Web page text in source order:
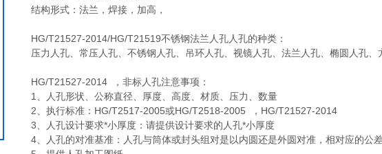
结构形式：法兰，焊接，加高，
HG/T21527-2014/HG/T21519不锈钢法兰人孔人孔的种类：
压力人孔、常压人孔、不锈钢人孔、吊环人孔、视镜人孔、法兰人孔、椭圆人孔
HG/T21527-2014 ，非标人孔注意事项：
1、人孔形状、公称直径、厚度、高度、材质、压力、数量
2、执行标准：HG/T2517-2005或HG/T2518-2005 ，HG/T21527-2014
3、人孔设计要求*小厚度：请提供设计要求的人孔*小厚度
4、人孔的对准基准：人孔与筒体或封头组对是以内圆还是外圆对准，相对应的公